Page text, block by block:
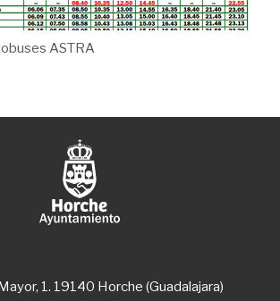
ASTRA
1. 19140 Horche (Guadalajara)